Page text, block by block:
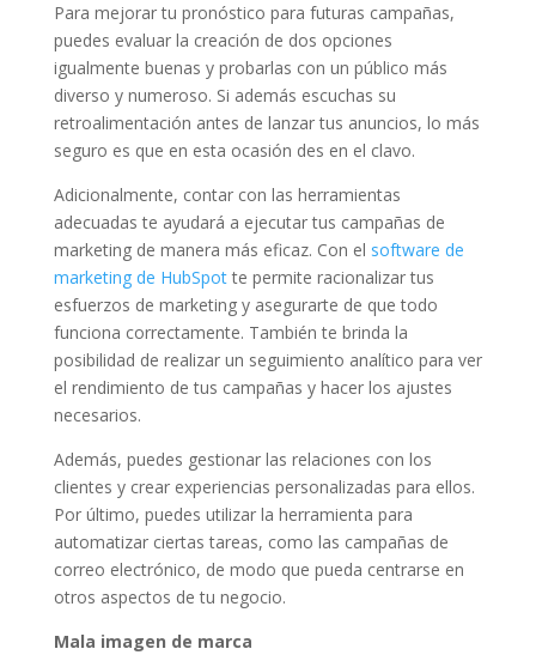
Para mejorar tu pronóstico para futuras campañas,
puedes evaluar la creación de dos opciones
igualmente buenas y probarlas con un público más
diverso y numeroso. Si además escuchas su
retroalimentación antes de lanzar tus anuncios, lo más
seguro es que en esta ocasión des en el clavo.
Adicionalmente, contar con las herramientas
adecuadas te ayudará a ejecutar tus campañas de
marketing de manera más eficaz. Con el software de
marketing de HubSpotte permite racionalizar tus
esfuerzos de marketing y asegurarte de que todo
funciona correctamente. También te brinda la
posibilidad de realizar un seguimiento analítico para ver
el rendimiento de tus campañas y hacer los ajustes
necesarios.
Además, puedes gestionar las relaciones con los
clientes y crear experiencias personalizadas para ellos.
Por último, puedes utilizar la herramienta para
automatizar ciertas tareas, como las campañas de
correo electrónico, de modo que pueda centrarse en
otros aspectos de tu negocio.
Mala imagen de marca